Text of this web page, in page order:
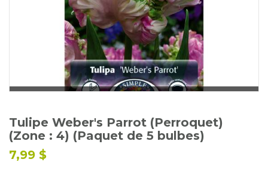
Glossaire
Calendrier horticole
Emplois
Service à la clientèle
Nous joindre
Tulipe Weber's Parrot (Perroquet)
(Zone : 4) (Paquet de 5 bulbes)
7,99 $